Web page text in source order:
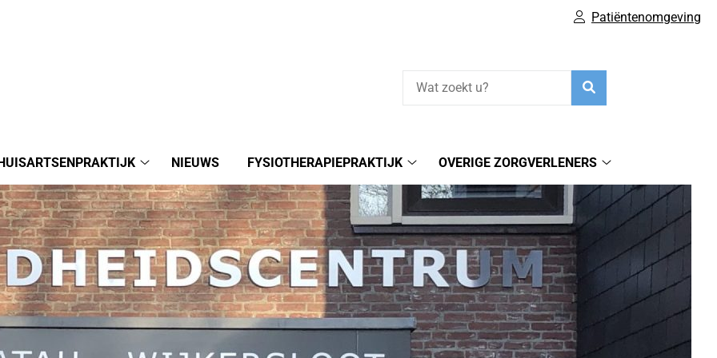
Patiëntenomgeving
HUISARTSENPRAKTIJK
submenu
NIEUWS
FYSIOTHERAPIEPRAKTIJK
submenu
OVERIGE ZORGVERLENERS
zorgverleners
submenu